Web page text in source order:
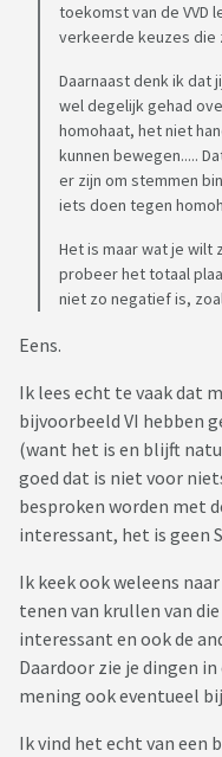
toekomst van de VVD
verkeerde keuzes die
Daarnaast denk ik dat
wel degelijk gehad
homohaat, het niet
kunnen bewegen.....
er zijn om stemmen
iets doen tegen
Het is maar wat je wilt
probeer het totaal
niet zo negatief is,
Eens.
Ik lees echt te vaak dat
bijvoorbeeld VI hebben
(want het is en blijft
goed dat is niet voor
besproken worden met
interessant, het is geen
Ik keek ook weleens
tenen van krullen van
interessant en ook de
Daardoor zie je dingen
mening ook eventueel
Ik vind het echt van een